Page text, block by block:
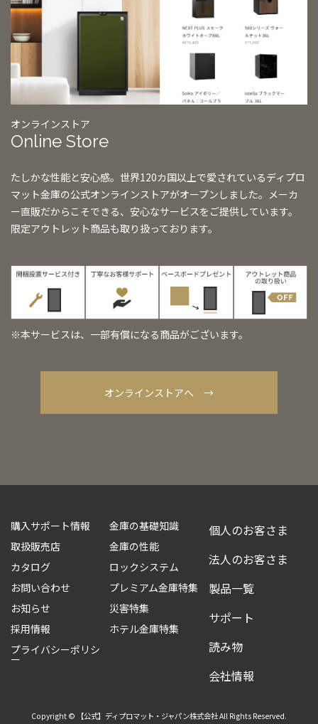
オンラインストア
Online Store
たしかな性能と安心感。世界120カ国以上で愛されているディプロ
マット金庫の公式オンラインストアがオープンしました。メーカ
ー直販だからこそできる、安心なサービスをご提供しています。
限定アウトレット商品も取り扱っております。
※本サービスは、一部有償になる商品がございます。
オンラインストアへ →
購入サポート情報
取扱販売店
カタログ
お問い合わせ
お知らせ
採用情報
プライバシーポリシ
ー
金庫の基礎知識
金庫の性能
ロックシステム
プレミアム金庫特集
災害特集
ホテル金庫特集
個人のお客さま
法人のお客さま
製品一覧
サポート
読み物
会社情報
Copyright © 【公式】ディプロマット・ジャパン株式会社 All Rights Reserved.